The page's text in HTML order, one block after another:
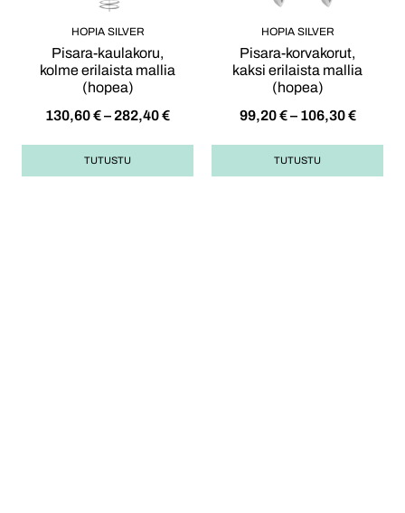
HOPIA SILVER
Pisara-kaulakoru,
kolme erilaista mallia
(hopea)
130,60€– 282,40€
TUTUSTU
HOPIA SILVER
Pisara-korvakorut,
kaksi erilaista mallia
(hopea)
99,20€ – 106,30€
TUTUSTU